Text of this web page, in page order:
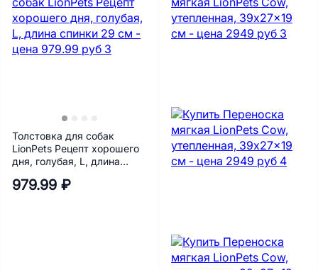
Толстовка для собак
LionPets Рецепт хорошего
дня, голубая, L, длина
979.99 ₽